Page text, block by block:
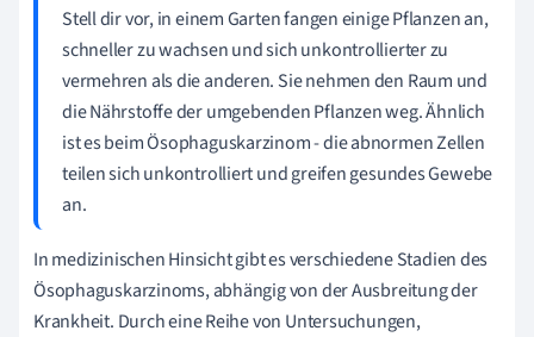
Stell dir vor, in einem Garten fangen einige Pflanzen an,
schneller zu wachsen und sich unkontrollierter zu
vermehren als die anderen. Sie nehmen den Raum und
die Nährstoffe der umgebenden Pflanzen weg. Ähnlich
ist es beim Ösophaguskarzinom - die abnormen Zellen
teilen sich unkontrolliert und greifen gesundes Gewebe
an.
In medizinischen Hinsicht gibt es verschiedene Stadien des
Ösophaguskarzinoms, abhängig von der Ausbreitung der
Krankheit. Durch eine Reihe von Untersuchungen,